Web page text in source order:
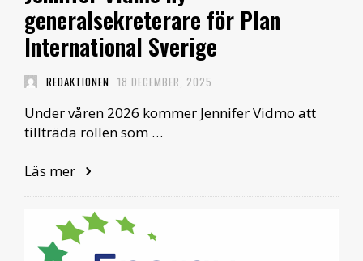
generalsekreterare för Plan
International Sverige
REDAKTIONEN 18 DECEMBER, 2025
Under våren 2026 kommer Jennifer Vidmo att
tillträda rollen som …
Läs mer